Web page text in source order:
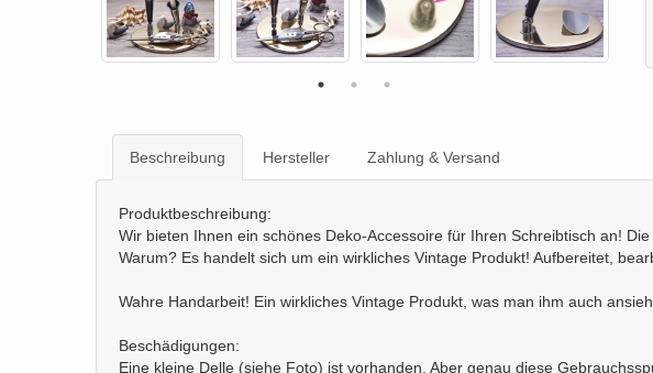
Beschreibung Hersteller Zahlung & Versand
Produktbeschreibung:
Wir bieten Ihnen ein schönes Deko-Accessoire für Ihren Schreibtisch an!
Warum? Es handelt sich um ein wirkliches Vintage Produkt! Aufbereitet,
Wahre Handarbeit! Ein wirkliches Vintage Produkt, was man ihm auch
Beschädigungen:
Eine kleine Delle (siehe Foto) ist vorhanden. Aber genau diese